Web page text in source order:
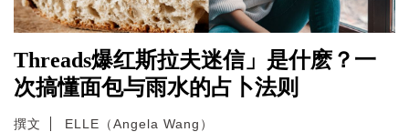
Threads爆红斯拉夫迷信」是什麽？一
次搞懂面包与雨水的占卜法则
撰文 ELLE（Angela Wang）